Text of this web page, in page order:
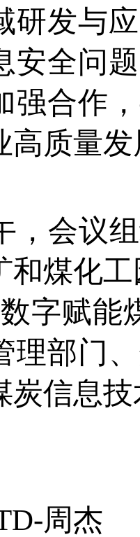
研发与
安全问
强合作
高质量
会议组
和煤化
字赋能
理部门
炭信息
周杰